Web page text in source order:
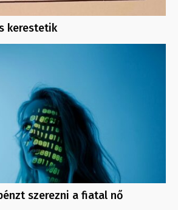
kerestetik
szerezni a fiatal nő